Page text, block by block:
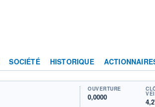
SOCIÉTÉ HISTORIQUE
OUVERTURE
0,0000